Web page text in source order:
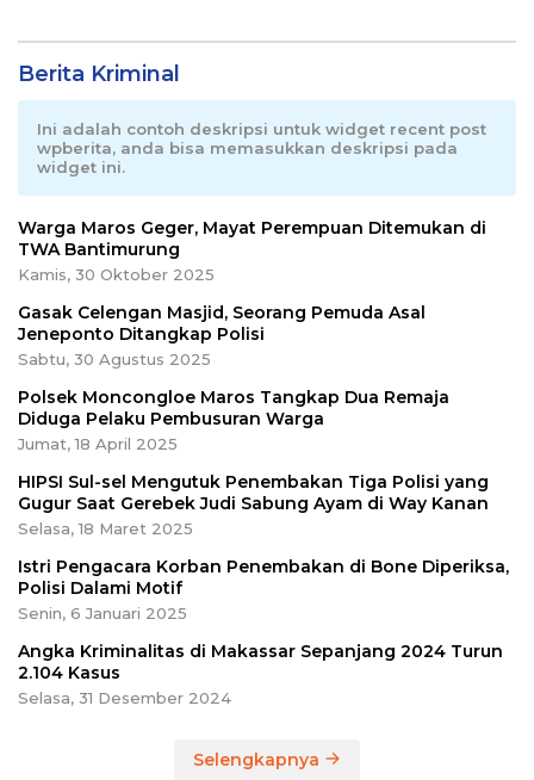
Berita Kriminal
Ini adalah contoh deskripsi untuk widget recent post
wpberita, anda bisa memasukkan deskripsi pada
widget ini.
Warga Maros Geger, Mayat Perempuan Ditemukan di
TWA Bantimurung
Kamis, 30 Oktober 2025
Gasak Celengan Masjid, Seorang Pemuda Asal
Jeneponto Ditangkap Polisi
Sabtu, 30 Agustus 2025
Polsek Moncongloe Maros Tangkap Dua Remaja
Diduga Pelaku Pembusuran Warga
Jumat, 18 April 2025
HIPSI Sul-sel Mengutuk Penembakan Tiga Polisi yang
Gugur Saat Gerebek Judi Sabung Ayam di Way Kanan
Selasa, 18 Maret 2025
Istri Pengacara Korban Penembakan di Bone Diperiksa,
Polisi Dalami Motif
Senin, 6 Januari 2025
Angka Kriminalitas di Makassar Sepanjang 2024 Turun
2.104 Kasus
Selasa, 31 Desember 2024
Selengkapnya